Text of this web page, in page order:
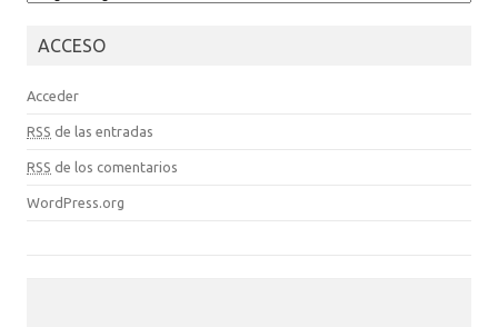
ACCESO
Acceder
RSS de las entradas
RSS de los comentarios
WordPress.org